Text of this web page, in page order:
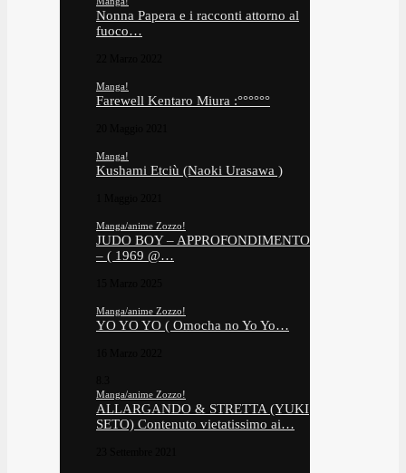
Nonna Papera e i racconti attorno al
fuoco…
Manga!
Farewell Kentaro Miura :°°°°°°
Manga!
Kushami Etciù (Naoki Urasawa )
Manga/anime Zozzo!
JUDO BOY – APPROFONDIMENTO
– ( 1969 @…
Manga/anime Zozzo!
YO YO YO ( Omocha no Yo Yo…
Manga/anime Zozzo!
ALLARGANDO & STRETTA (YUKI
SETO) Contenuto vietatissimo ai…